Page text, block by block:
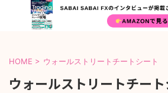
HOME > ウォールストリートチートシート
ウォールストリートチー